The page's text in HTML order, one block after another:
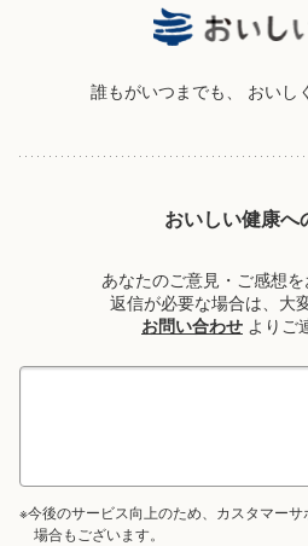
誰もがいつまでも、 おいし
おいしい健康へ
あなたのご意見・ご感想
返信が必要な場合は、大
お問い合わせ よりご
※今後のサービス向上のため、カスタマー
場合もございます。